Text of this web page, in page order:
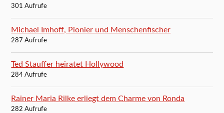
301 Aufrufe
Michael Imhoff, Pionier und Menschenfischer
287 Aufrufe
Ted Stauffer heiratet Hollywood
284 Aufrufe
Rainer Maria Rilke erliegt dem Charme von Ronda
282 Aufrufe